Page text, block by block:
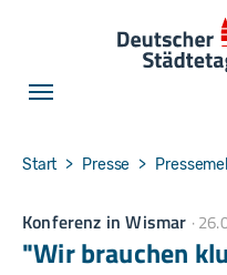
You are here:
Start Presse
Konferenz in Wismar
"Wir brauchen